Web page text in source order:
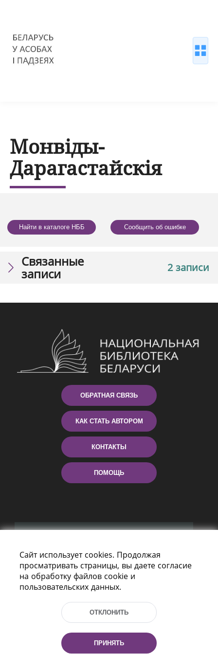
Монвіды-
Дарагастайскія
Найти в каталоге НББ Сообщить об ошибке
2 записи
Связанные
записи
ОБРАТНАЯ СВЯЗЬ
КАК СТАТЬ АВТОРОМ
КОНТАКТЫ
ПОМОЩЬ
Пр-т Независимости 116
г. Минск, Республика Беларусь, 220114
Тел.: (+375 17) 368 37 37, Факс: (+375 17)
Эл. почта: inbox@nlb.by
Все права защищены
Сайт использует cookies. Продолжая
просматривать страницы, вы даете согласие
на обработку файлов cookie и
пользовательских данных.
ОТКЛОНИТЬ
ПРИНЯТЬ